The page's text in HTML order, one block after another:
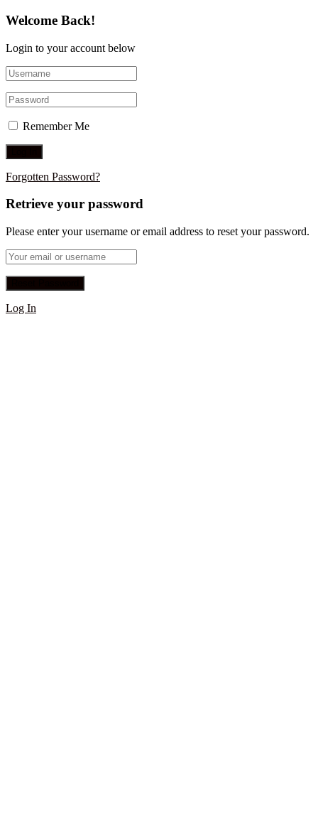
Welcome Back!
Login to your account below
Remember Me
Forgotten Password?
Retrieve your password
Please enter your username or email address to reset your password.
Log In